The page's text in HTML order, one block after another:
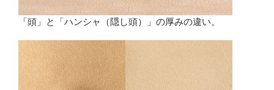
「頭」と「ハンシャ（隠し頭）」の厚みの違い。